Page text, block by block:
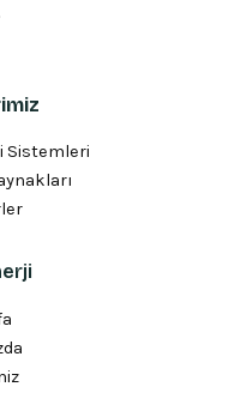
Sistemleri